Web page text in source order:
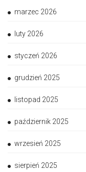
marzec 2026
luty 2026
styczeń 2026
grudzień 2025
listopad 2025
październik 2025
wrzesień 2025
sierpień 2025